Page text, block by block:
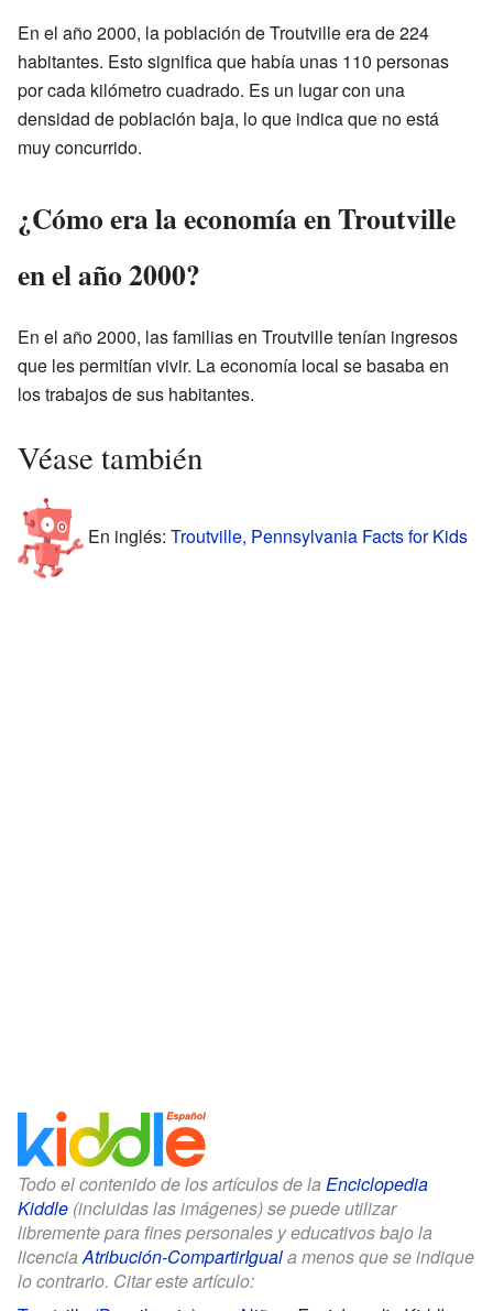
En el año 2000, la población de Troutville era de 224
habitantes. Esto significa que había unas 110 personas
por cada kilómetro cuadrado. Es un lugar con una
densidad de población baja, lo que indica que no está
muy concurrido.
¿Cómo era la economía en Troutville
en el año 2000?
En el año 2000, las familias en Troutville tenían ingresos
que les permitían vivir. La economía local se basaba en
los trabajos de sus habitantes.
Véase también
En inglés: Troutville, Pennsylvania Facts for Kids
Todo el contenido de los artículos de la Enciclopedia
Kiddle (incluidas las imágenes) se puede utilizar
libremente para fines personales y educativos bajo la
licenciaAtribución-CompartirIguala menos que se indique
lo contrario. Citar este artículo: